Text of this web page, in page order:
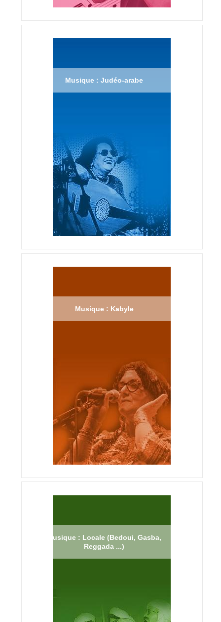
Musique : Judéo-arabe
Musique : Kabyle
Musique : Locale (Bedoui, Gasba,
Reggada ...)